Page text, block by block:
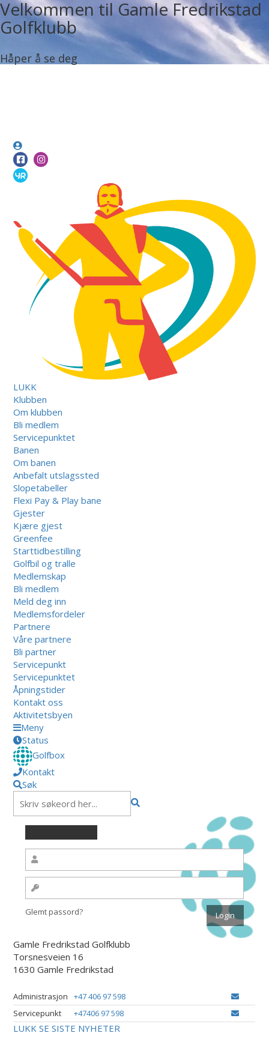
Velkommen til Gamle Fredrikstad
Golfklubb
Håper å se deg
LUKK
Klubben
Om klubben
Bli medlem
Servicepunktet
Banen
Om banen
Anbefalt utslagssted
Slopetabeller
Flexi Pay & Play bane
Gjester
Kjære gjest
Greenfee
Starttidbestilling
Golfbil og tralle
Medlemskap
Bli medlem
Meld deg inn
Medlemsfordeler
Partnere
Våre partnere
Bli partner
Servicepunkt
Servicepunktet
Åpningstider
Kontakt oss
Aktivitetsbyen
Meny
Status
Golfbox
Kontakt
Søk
Glemt passord?
Gamle Fredrikstad Golfklubb
Torsnesveien 16
1630 Gamle Fredrikstad
Administrasjon
+47 406 97 598
Servicepunkt
+47406 97 598
LUKK SE SISTE NYHETER